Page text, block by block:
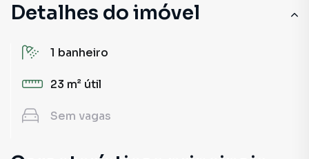
Detalhes do imóvel
1 banheiro
23 m² útil
Sem vagas